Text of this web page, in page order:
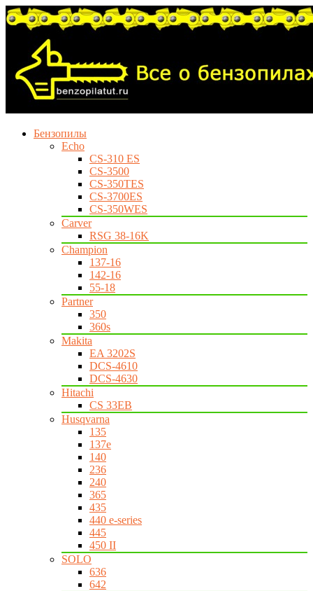
Бензопилы
Echo
CS-310 ES
CS-3500
CS-350TES
CS-3700ES
CS-350WES
Carver
RSG 38-16K
Champion
137-16
142-16
55-18
Partner
350
360s
Makita
EA 3202S
DCS-4610
DCS-4630
Hitachi
CS 33EB
Husqvarna
135
137e
140
236
240
365
435
440 e-series
445
450 II
SOLO
636
642